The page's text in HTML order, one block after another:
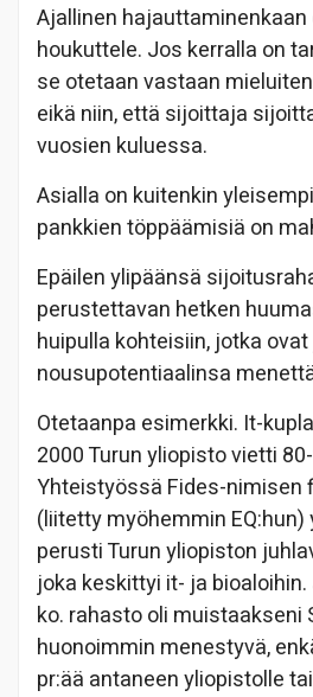
Ajallinen hajauttaminenkaan
houkuttele. Jos kerralla on
se otetaan vastaan
eikä niin, että sijoittaja
vuosien kuluessa.
Asialla on kuitenkin
pankkien töppäämisiä on
Epäilen ylipäänsä
perustettavan hetken
huipulla kohteisiin, jotka
nousupotentiaalinsa
Otetaanpa esimerkki. It-
2000 Turun yliopisto vietti
Yhteistyössä Fides-nimisen
(liitetty myöhemmin
perusti Turun yliopiston
joka keskittyi it- ja
ko. rahasto oli muistaakseni
huonoimmin menestyvä,
pr:ää antaneen yliopistolle